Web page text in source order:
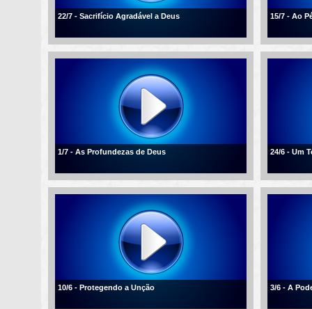
22/7 - Sacrifício Agradável a Deus 15/7 - Ao
1/7 - As Profundezas de Deus 24/6 - Um
10/6 - Protegendo a Unção 3/6 - A